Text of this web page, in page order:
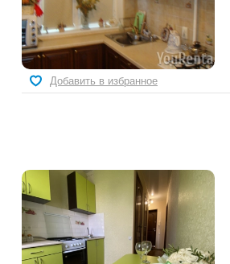
Добавить в избранное